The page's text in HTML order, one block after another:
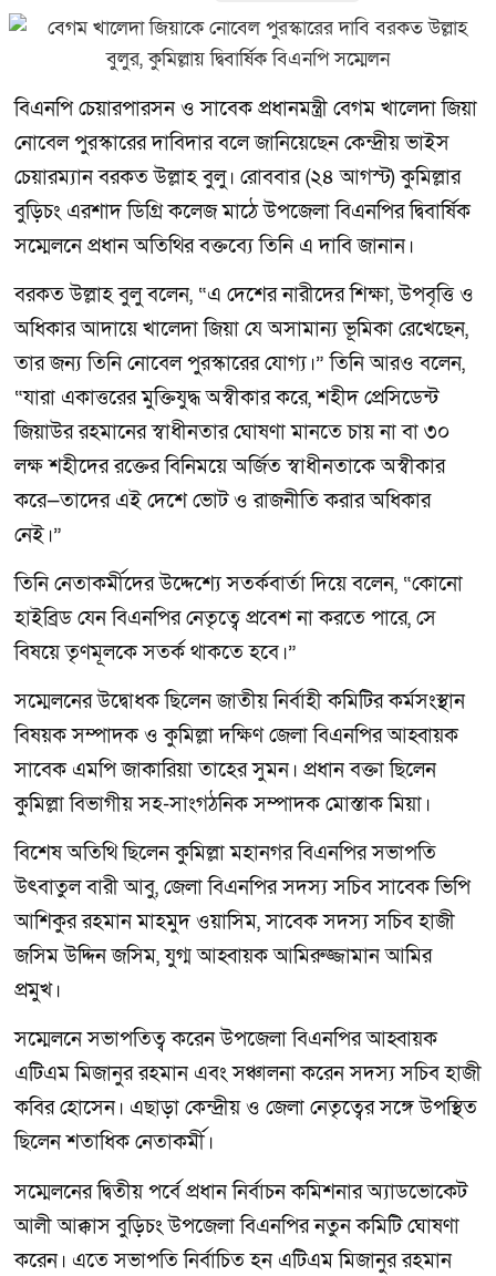
বিএনপি চেয়ারপারসন ও সাবেক প্রধানমন্ত্রী বেগম খালেদা জিয়া
নোবেল পুরস্কারের দাবিদার বলে জানিয়েছেন কেন্দ্রীয় ভাইস
চেয়ারম্যান বরকত উল্লাহ বুলু। রোববার (২৪ আগস্ট) কুমিল্লার
বুড়িচং এরশাদ ডিগ্রি কলেজ মাঠে উপজেলা বিএনপির দ্বিবার্ষিক
সম্মেলনে প্রধান অতিথির বক্তব্যে তিনি এ দাবি জানান।
বরকত উল্লাহ বুলু বলেন, “এ দেশের নারীদের শিক্ষা, উপবৃত্তি ও
অধিকার আদায়ে খালেদা জিয়া যে অসামান্য ভূমিকা রেখেছেন,
তার জন্য তিনি নোবেল পুরস্কারের যোগ্য।” তিনি আরও বলেন,
“যারা একাত্তরের মুক্তিযুদ্ধ অস্বীকার করে, শহীদ প্রেসিডেন্ট
জিয়াউর রহমানের স্বাধীনতার ঘোষণা মানতে চায় না বা ৩০
লক্ষ শহীদের রক্তের বিনিময়ে অর্জিত স্বাধীনতাকে অস্বীকার
করে—তাদের এই দেশে ভোট ও রাজনীতি করার অধিকার
নেই।”
তিনি নেতাকর্মীদের উদ্দেশ্যে সতর্কবার্তা দিয়ে বলেন, “কোনো
হাইব্রিড যেন বিএনপির নেতৃত্বে প্রবেশ না করতে পারে, সে
বিষয়ে তৃণমূলকে সতর্ক থাকতে হবে।”
সম্মেলনের উদ্বোধক ছিলেন জাতীয় নির্বাহী কমিটির কর্মসংস্থান
বিষয়ক সম্পাদক ও কুমিল্লা দক্ষিণ জেলা বিএনপির আহ্বায়ক
সাবেক এমপি জাকারিয়া তাহের সুমন। প্রধান বক্তা ছিলেন
কুমিল্লা বিভাগীয় সহ-সাংগঠনিক সম্পাদক মোস্তাক মিয়া।
বিশেষ অতিথি ছিলেন কুমিল্লা মহানগর বিএনপির সভাপতি
উৎবাতুল বারী আবু, জেলা বিএনপির সদস্য সচিব সাবেক ভিপি
আশিকুর রহমান মাহমুদ ওয়াসিম, সাবেক সদস্য সচিব হাজী
জসিম উদ্দিন জসিম, যুগ্ম আহ্বায়ক আমিরুজ্জামান আমির
প্রমুখ।
সম্মেলনে সভাপতিত্ব করেন উপজেলা বিএনপির আহ্বায়ক
এটিএম মিজানুর রহমান এবং সঞ্চালনা করেন সদস্য সচিব হাজী
কবির হোসেন। এছাড়া কেন্দ্রীয় ও জেলা নেতৃত্বের সঙ্গে উপস্থিত
ছিলেন শতাধিক নেতাকর্মী।
সম্মেলনের দ্বিতীয় পর্বে প্রধান নির্বাচন কমিশনার অ্যাডভোকেট
আলী আক্কাস বুড়িচং উপজেলা বিএনপির নতুন কমিটি ঘোষণা
করেন। এতে সভাপতি নির্বাচিত হন এটিএম মিজানুর রহমান